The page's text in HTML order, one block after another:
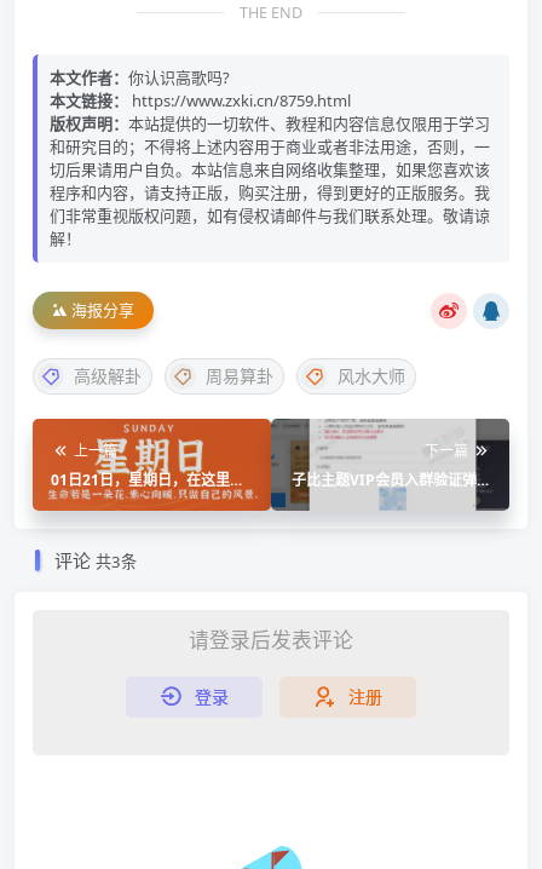
THE END
本文作者： 你认识高歌吗?
本文链接：
https://www.zxki.cn/8759.html
版权声明： 本站提供的一切软件、教程和内容信息仅限用于学习
和研究目的；不得将上述内容用于商业或者非法用途，否则，一
切后果请用户自负。本站信息来自网络收集整理，如果您喜欢该
程序和内容，请支持正版，购买注册，得到更好的正版服务。我
们非常重视版权问题，如有侵权请邮件与我们联系处理。敬请谅
解！
海报分享
高级解卦 周易算卦 风水大师
上一篇
01日21日，星期日，在这里每
天60秒读懂世界！
下一篇
子比主题VIP会员入群验证弹窗
插件
评论 共3条
请登录后发表评论
登录 注册